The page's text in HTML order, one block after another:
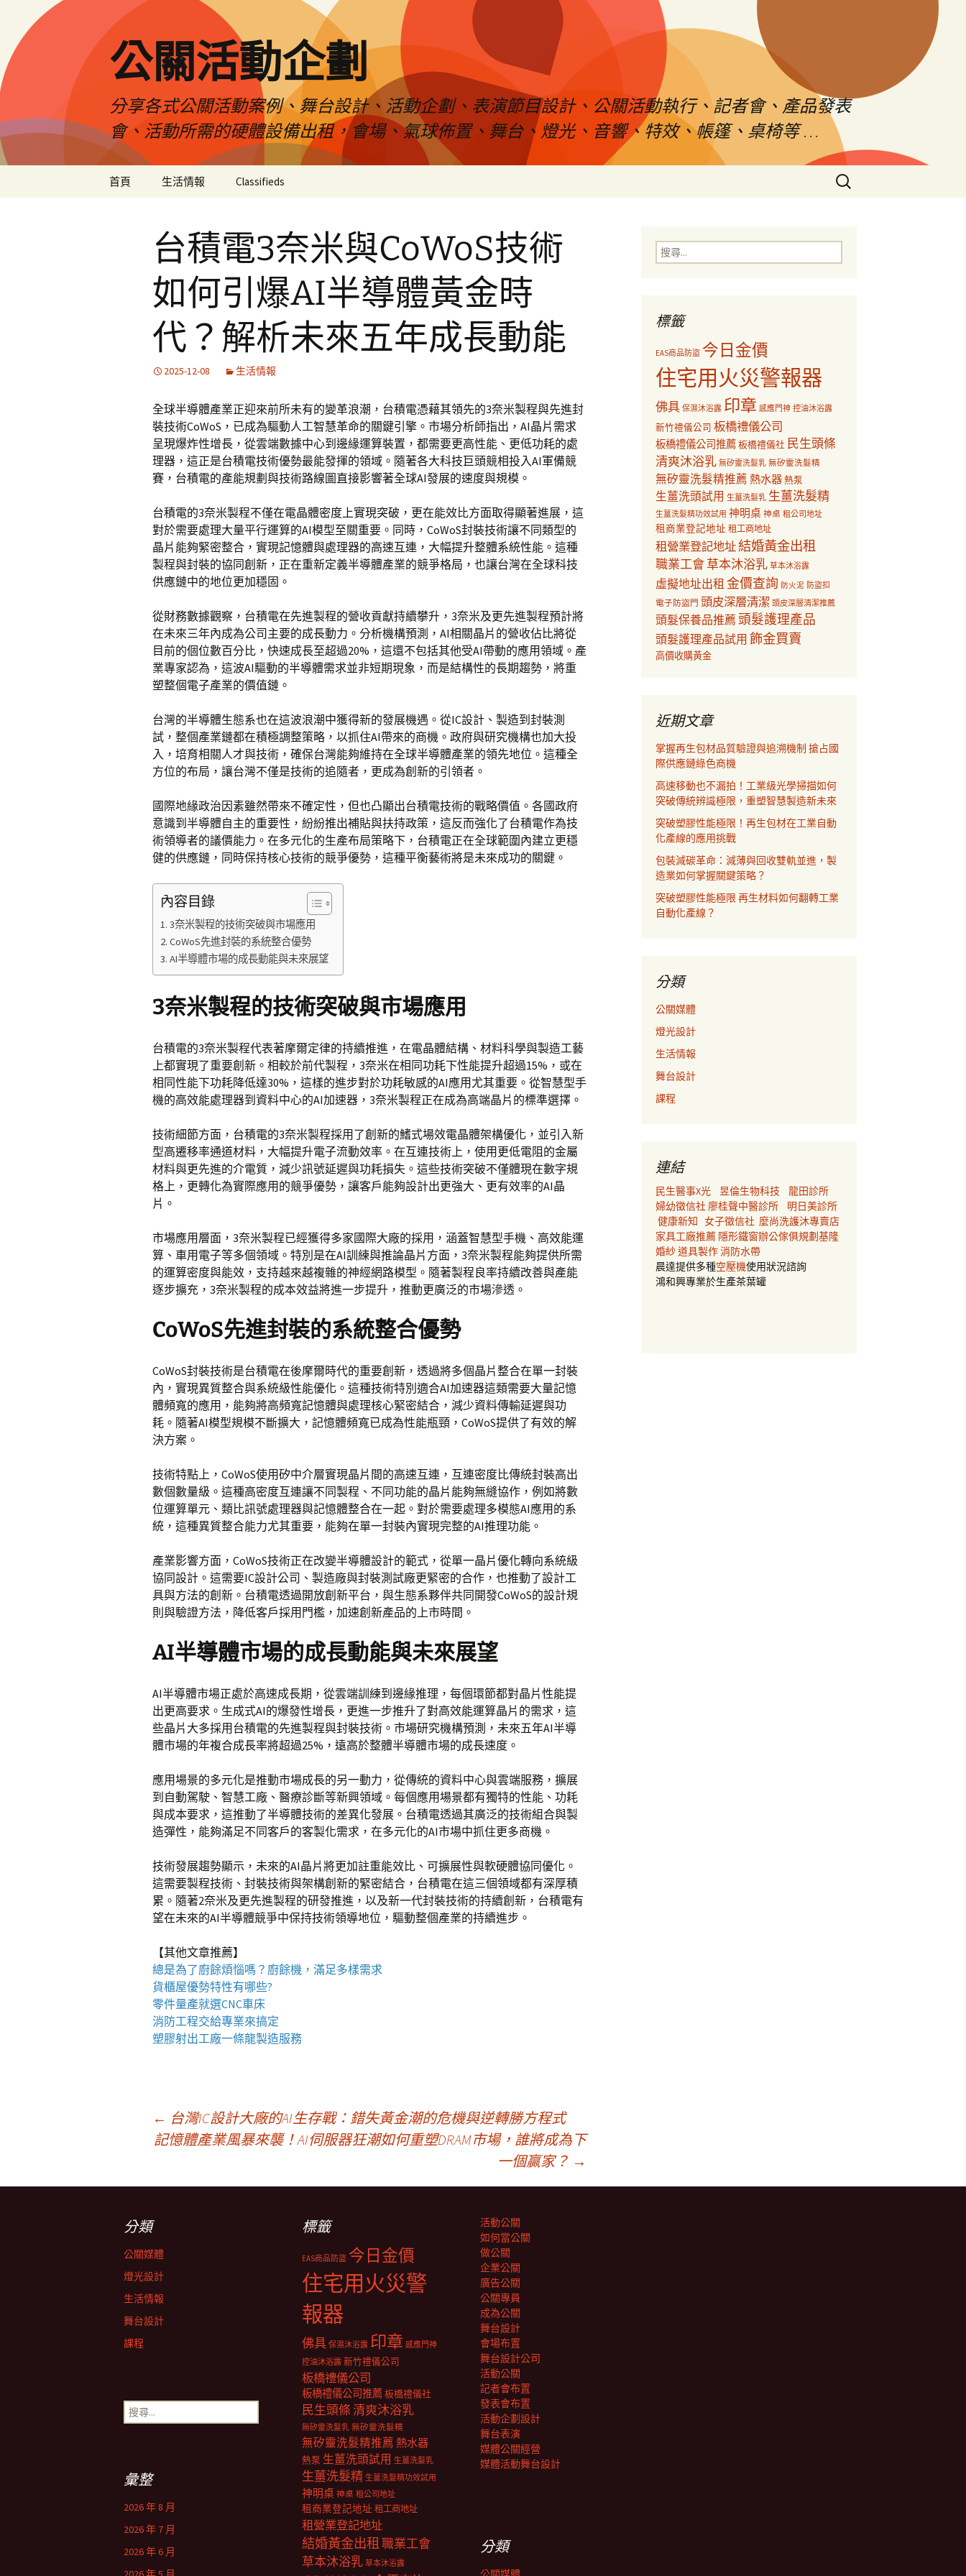
公關活動企劃
分享各式公關活動案例、舞台設計、活動企劃、表演節目設計、公關活動執行、記者會、產品發表
會、活動所需的硬體設備出租，會場、氣球佈置、舞台、燈光、音響、特效、帳篷、桌椅等 …
首頁 生活情報 Classifieds
搜
尋
字:
台積電3奈米與CoWoS技術
如何引爆AI半導體黃金時
代？解析未來五年成長動能
2025-12-08 生活情報
全球半導體產業正迎來前所未有的變革浪潮，台積電憑藉其領先的3奈米製程與先進封
裝技術CoWoS，已成為驅動人工智慧革命的關鍵引擎。市場分析師指出，AI晶片需求
呈現爆炸性增長，從雲端數據中心到邊緣運算裝置，都需要更高性能、更低功耗的處
理器，這正是台積電技術優勢最能發揮的領域。隨著各大科技巨頭競相投入AI軍備競
賽，台積電的產能規劃與技術路線圖直接影響著全球AI發展的速度與規模。
台積電的3奈米製程不僅在電晶體密度上實現突破，更在能效比方面取得顯著進展，這
對於需要處理大量平行運算的AI模型至關重要。同時，CoWoS封裝技術讓不同類型的
晶片能夠緊密整合，實現記憶體與處理器的高速互連，大幅提升整體系統性能。這種
製程與封裝的協同創新，正在重新定義半導體產業的競爭格局，也讓台灣在全球科技
供應鏈中的地位更加穩固。
從財務數據觀察，台積電在先進製程的營收貢獻持續攀升，3奈米及更先進製程預計將
在未來三年內成為公司主要的成長動力。分析機構預測，AI相關晶片的營收佔比將從
目前的個位數百分比，快速成長至超過20%，這還不包括其他受AI帶動的應用領域。產
業專家認為，這波AI驅動的半導體需求並非短期現象，而是結構性的長期趨勢，將重
塑整個電子產業的價值鏈。
台灣的半導體生態系也在這波浪潮中獲得新的發展機遇。從IC設計、製造到封裝測
試，整個產業鏈都在積極調整策略，以抓住AI帶來的商機。政府與研究機構也加大投
入，培育相關人才與技術，確保台灣能夠維持在全球半導體產業的領先地位。這種全
方位的布局，讓台灣不僅是技術的追隨者，更成為創新的引領者。
國際地緣政治因素雖然帶來不確定性，但也凸顯出台積電技術的戰略價值。各國政府
意識到半導體自主的重要性，紛紛推出補貼與扶持政策，這反而強化了台積電作為技
術領導者的議價能力。在多元化的生產布局策略下，台積電正在全球範圍內建立更穩
健的供應鏈，同時保持核心技術的競爭優勢，這種平衡藝術將是未來成功的關鍵。
內容目錄
3奈米製程的技術突破與市場應用
CoWoS先進封裝的系統整合優勢
AI半導體市場的成長動能與未來展望
3奈米製程的技術突破與市場應用
台積電的3奈米製程代表著摩爾定律的持續推進，在電晶體結構、材料科學與製造工藝
上都實現了重要創新。相較於前代製程，3奈米在相同功耗下性能提升超過15%，或在
相同性能下功耗降低達30%，這樣的進步對於功耗敏感的AI應用尤其重要。從智慧型手
機的高效能處理器到資料中心的AI加速器，3奈米製程正在成為高端晶片的標準選擇。
技術細節方面，台積電的3奈米製程採用了創新的鰭式場效電晶體架構優化，並引入新
型高遷移率通道材料，大幅提升電子流動效率。在互連技術上，使用更低電阻的金屬
材料與更先進的介電質，減少訊號延遲與功耗損失。這些技術突破不僅體現在數字規
格上，更轉化為實際應用的競爭優勢，讓客戶能夠設計出更強大、更有效率的AI晶
片。
市場應用層面，3奈米製程已經獲得多家國際大廠的採用，涵蓋智慧型手機、高效能運
算、車用電子等多個領域。特別是在AI訓練與推論晶片方面，3奈米製程能夠提供所需
的運算密度與能效，支持越來越複雜的神經網路模型。隨著製程良率持續改善與產能
逐步擴充，3奈米製程的成本效益將進一步提升，推動更廣泛的市場滲透。
CoWoS先進封裝的系統整合優勢
CoWoS封裝技術是台積電在後摩爾時代的重要創新，透過將多個晶片整合在單一封裝
內，實現異質整合與系統級性能優化。這種技術特別適合AI加速器這類需要大量記憶
體頻寬的應用，能夠將高頻寬記憶體與處理核心緊密結合，減少資料傳輸延遲與功
耗。隨著AI模型規模不斷擴大，記憶體頻寬已成為性能瓶頸，CoWoS提供了有效的解
決方案。
技術特點上，CoWoS使用矽中介層實現晶片間的高速互連，互連密度比傳統封裝高出
數個數量級。這種高密度互連讓不同製程、不同功能的晶片能夠無縫協作，例如將數
位運算單元、類比訊號處理器與記憶體整合在一起。對於需要處理多模態AI應用的系
統，這種異質整合能力尤其重要，能夠在單一封裝內實現完整的AI推理功能。
產業影響方面，CoWoS技術正在改變半導體設計的範式，從單一晶片優化轉向系統級
協同設計。這需要IC設計公司、製造廠與封裝測試廠更緊密的合作，也推動了設計工
具與方法的創新。台積電透過開放創新平台，與生態系夥伴共同開發CoWoS的設計規
則與驗證方法，降低客戶採用門檻，加速創新產品的上市時間。
AI半導體市場的成長動能與未來展望
AI半導體市場正處於高速成長期，從雲端訓練到邊緣推理，每個環節都對晶片性能提
出更高要求。生成式AI的爆發性增長，更進一步推升了對高效能運算晶片的需求，這
些晶片大多採用台積電的先進製程與封裝技術。市場研究機構預測，未來五年AI半導
體市場的年複合成長率將超過25%，遠高於整體半導體市場的成長速度。
應用場景的多元化是推動市場成長的另一動力，從傳統的資料中心與雲端服務，擴展
到自動駕駛、智慧工廠、醫療診斷等新興領域。每個應用場景都有獨特的性能、功耗
與成本要求，這推動了半導體技術的差異化發展。台積電透過其廣泛的技術組合與製
造彈性，能夠滿足不同客戶的客製化需求，在多元化的AI市場中抓住更多商機。
技術發展趨勢顯示，未來的AI晶片將更加註重能效比、可擴展性與軟硬體協同優化。
這需要製程技術、封裝技術與架構創新的緊密結合，台積電在這三個領域都有深厚積
累。隨著2奈米及更先進製程的研發推進，以及新一代封裝技術的持續創新，台積電有
望在未來的AI半導體競爭中保持技術領導地位，驅動整個產業的持續進步。
【其他文章推薦】
總是為了廚餘煩惱嗎？ 廚餘機 ，滿足多樣需求
貨櫃屋優勢特性有哪些?
零件量產就選CNC車床
消防工程交給專業來搞定
塑膠射出工廠一條龍製造服務
← 台灣IC設計大廠的AI生存戰：錯失黃金潮的危機與逆轉勝方程式
記憶體產業風暴來襲！AI伺服器狂潮如何重塑DRAM市場，誰將成為下
一個贏家？ →
搜
尋
標籤
EAS商品防盜 今日金價
住宅用火災警報器
佛具 保濕沐浴露 印章 感應門神 控油沐浴露
新竹禮儀公司 板橋禮儀公司
板橋禮儀公司推薦板橋禮儀社 民生頭條
清爽沐浴乳 無矽靈洗髮乳 無矽靈洗髮精
無矽靈洗髮精推薦 熱水器 熱泵
生薑洗頭試用 生薑洗髮乳 生薑洗髮精
生薑洗髮精功效試用 神明桌 神桌 租公司地址
租商業登記地址 租工商地址
租營業登記地址結婚黃金出租
職業工會草本沐浴乳 草本沐浴露
虛擬地址出租 金價查詢 防火泥 防盜扣
電子防盜門 頭皮深層清潔 頭皮深層清潔推薦
頭髮保養品推薦 頭髮護理產品
頭髮護理產品試用 飾金買賣
高價收購黃金
近期文章
掌握再生包材品質驗證與追溯機制 搶占國
際供應鏈綠色商機
高速移動也不漏拍！工業級光學掃描如何
突破傳統辨識極限，重塑智慧製造新未來
突破塑膠性能極限！再生包材在工業自動
化產線的應用挑戰
包裝減碳革命：減薄與回收雙軌並進，製
造業如何掌握關鍵策略？
突破塑膠性能極限 再生材料如何翻轉工業
自動化產線？
分類
公關媒體
燈光設計
生活情報
舞台設計
課程
連結
民生醫事X光 昱倫生物科技
龍田診所
婦幼徵信社 廖桂聲中醫診所
明日美診所
健康新知 女子徵信社 麼尚洗護沐專賣店
家具工廠推薦 隱形鐵窗辦公傢俱規劃基隆
婚紗道具製作消防水帶
晨達提供多種空壓機使用狀況諮詢
鴻和興專業於生產茶葉罐
分類
公關媒體
燈光設計
生活情報
舞台設計
課程
標籤
EAS商品防盜 今日金價
住宅用火災警
報器
佛具 保濕沐浴露 印章 感應門神
控油沐浴露 新竹禮儀公司
板橋禮儀公司
板橋禮儀公司推薦板橋禮儀社
民生頭條清爽沐浴乳
無矽靈洗髮乳 無矽靈洗髮精
無矽靈洗髮精推薦 熱水器
熱泵 生薑洗頭試用 生薑洗髮乳
生薑洗髮精 生薑洗髮精功效試用
神明桌 神桌 租公司地址
租商業登記地址 租工商地址
租營業登記地址
結婚黃金出租職業工會
草本沐浴乳 草本沐浴露
活動公關
如何當公關
做公關
企業公關
廣告公關
公關專員
成為公關
舞台設計
會場布置
舞台設計公司
活動公關
記者會布置
發表會布置
活動企劃設計
舞台表演
媒體公關經營
媒體活動舞台設計
搜
尋
彙整
2026 年 8 月
2026 年 7 月
2026 年 6 月
分類